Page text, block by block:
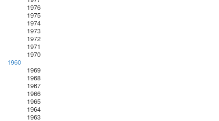
1976
1975
1974
1973
1972
1971
1970
1960
1969
1968
1967
1966
1965
1964
1963